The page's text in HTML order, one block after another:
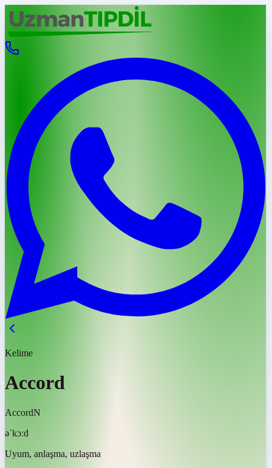
Kelime
Accord
AccordN
əˈkɔːd
Uyum, anlaşma, uzlaşma